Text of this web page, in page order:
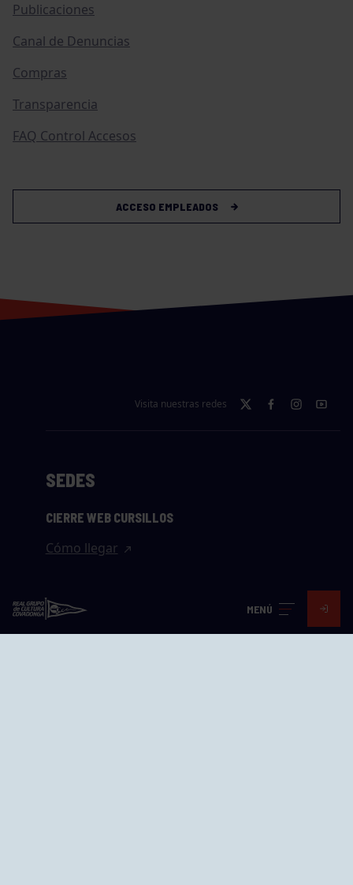
MENÚ
Publicaciones
Canal de Denuncias
Compras
Transparencia
FAQ Control Accesos
ACCESO EMPLEADOS
Visita nuestras redes
SEDES
CIERRE WEB CURSILLOS
Cómo llegar
Avd. Jesús Revuelta, 2 33204
Gijón - Asturias